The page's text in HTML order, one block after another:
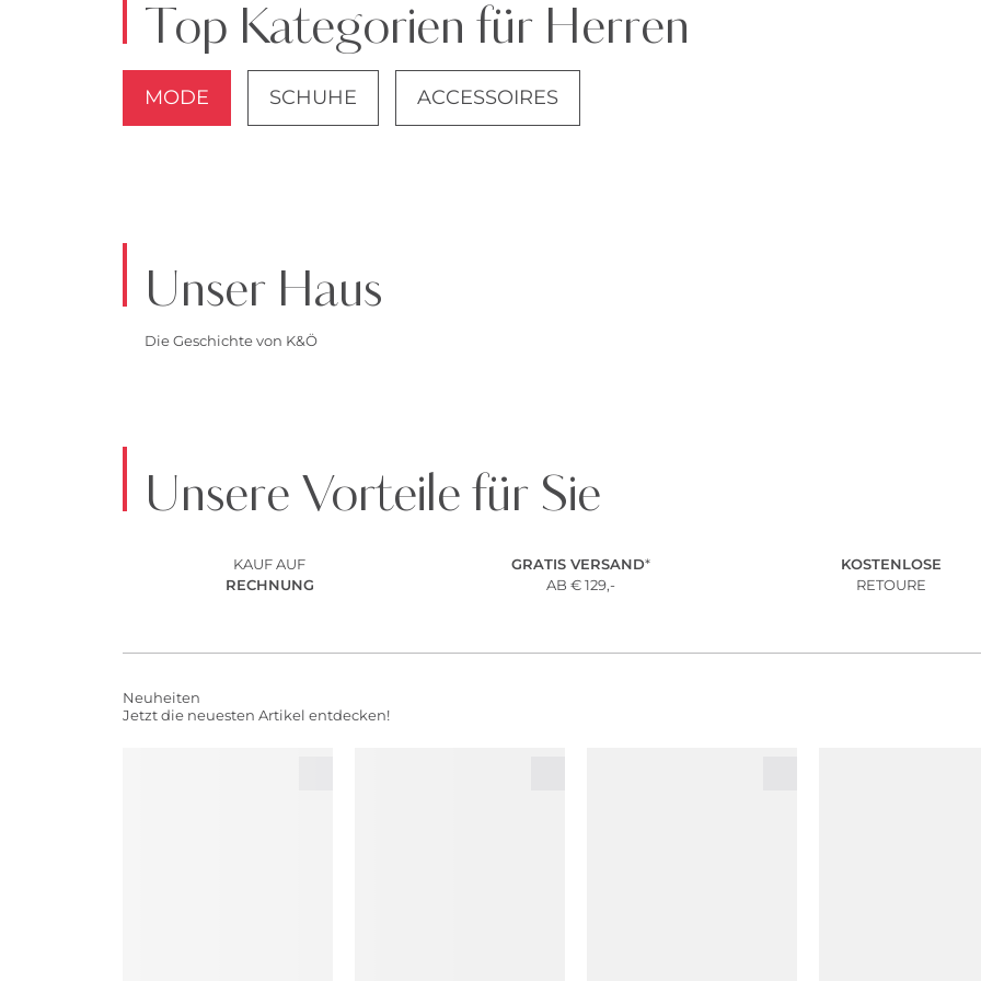
Top Kategorien für Herren
MODE SCHUHE ACCESSOIRES
Unser Haus
Die Geschichte von K&Ö
Unsere Vorteile für Sie
KAUF AUF
RECHNUNG
GRATIS VERSAND*
AB € 129,-
KOSTENLOSE
RETOURE
Neuheiten
Jetzt die neuesten Artikel entdecken!